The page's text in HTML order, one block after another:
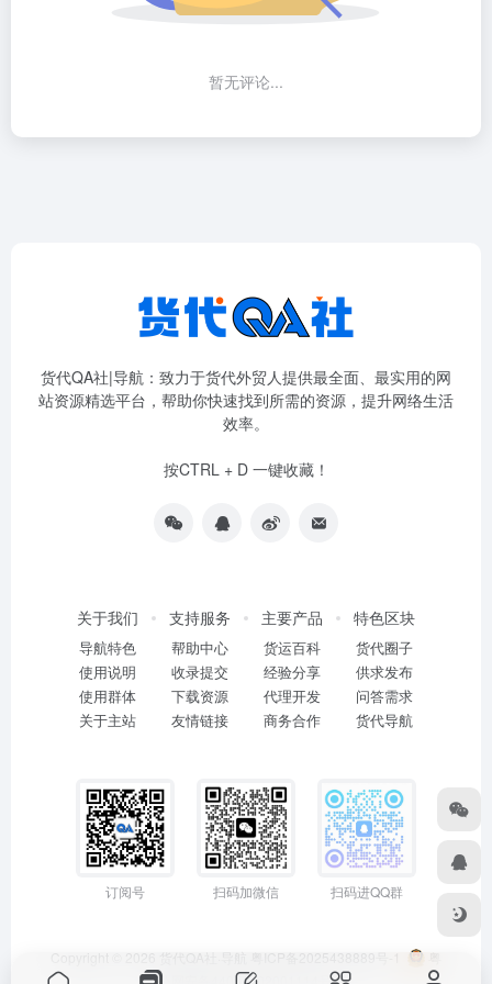
暂无评论...
货代QA社|导航：致力于货代外贸人提供最全面、最实用的网
站资源精选平台，帮助你快速找到所需的资源，提升网络生活
效率。
按CTRL + D 一键收藏！
关于我们
导航特色
使用说明
使用群体
关于主站
支持服务
帮助中心
收录提交
下载资源
友情链接
主要产品
货运百科
经验分享
代理开发
商务合作
特色区块
货代圈子
供求发布
问答需求
货代导航
订阅号 扫码加微信 扫码进QQ群
Copyright © 2026 货代QA社·导航 粤ICP备2025438889号-1
粤
公网安备44011402001114号